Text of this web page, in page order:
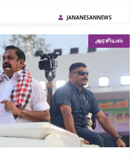
JANANESANNEWS
அரசியல்